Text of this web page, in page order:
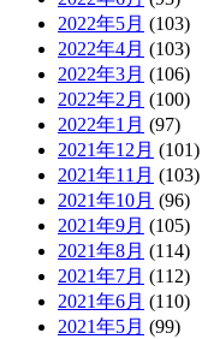
2022年5月 (103)
2022年4月 (103)
2022年3月 (106)
2022年2月 (100)
2022年1月 (97)
2021年12月 (101)
2021年11月 (103)
2021年10月 (96)
2021年9月 (105)
2021年8月 (114)
2021年7月 (112)
2021年6月 (110)
2021年5月 (99)